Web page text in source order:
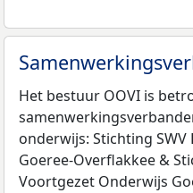
Het bestuur OOVI is
onderwijs: Stichting
Goeree-Overflakkee &
Voortgezet Onderwijs